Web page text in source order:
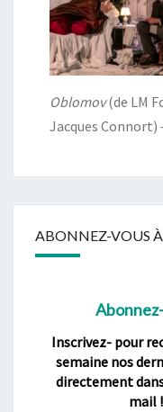
Oblomov(de LM
Jacques Connort)
ABONNEZ-VOUS
Inscrivez- pour
semaine nos
directement
mail !